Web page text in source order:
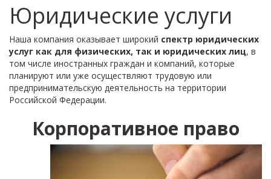
Юридические услуги
Наша компания оказывает широкий спектр юридических
услуг как для физических, так и юридических лиц, в
том числе иностранных граждан и компаний, которые
планируют или уже осуществляют трудовую или
предпринимательскую деятельность на территории
Российской Федерации.
Корпоративное право